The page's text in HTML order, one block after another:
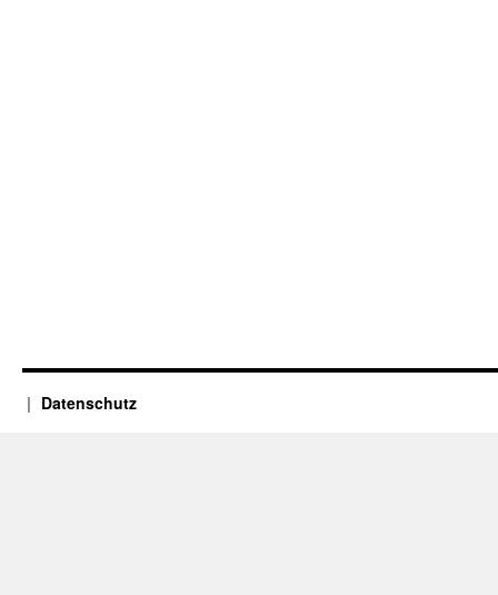
Datenschutz